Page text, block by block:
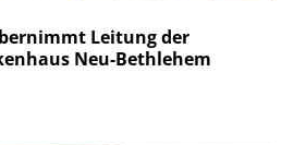
Leitung der
Neu-Bethlehem